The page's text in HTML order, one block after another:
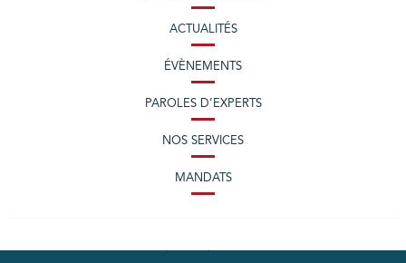
ACTUALITÉS
ÉVÈNEMENTS
PAROLES D’EXPERTS
NOS SERVICES
MANDATS